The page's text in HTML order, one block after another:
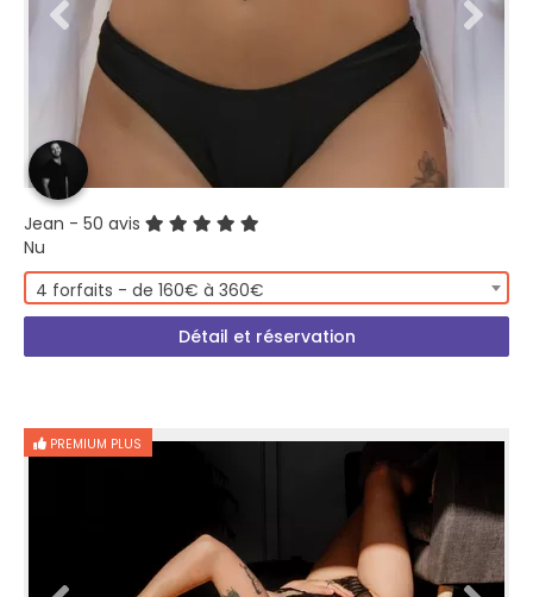
Jean - 50 avis
Nu
4 forfaits - de 160€ à 360€
Détail et réservation
PREMIUM PLUS